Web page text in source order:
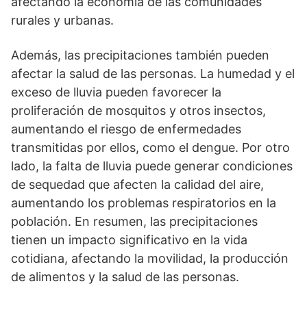
rurales y urbanas.
Además, las precipitaciones también pueden
afectar la salud de las personas. La humedad y el
exceso de lluvia pueden favorecer la
proliferación de mosquitos y otros insectos,
aumentando el riesgo de enfermedades
transmitidas por ellos, como el dengue. Por otro
lado, la falta de lluvia puede generar condiciones
de sequedad que afecten la calidad del aire,
aumentando los problemas respiratorios en la
población. En resumen, las precipitaciones
tienen un impacto significativo en la vida
cotidiana, afectando la movilidad, la producción
de alimentos y la salud de las personas.